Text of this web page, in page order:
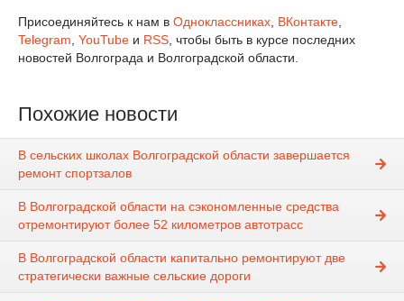
Присоединяйтесь к нам в Одноклассниках ВКонтакте
Telegram YouTube и RSS , чтобы быть в курсе последних
новостей Волгограда и Волгоградской области.
Похожие новости
В сельских школах Волгоградской области завершается
ремонт спортзалов
В Волгоградской области на сэкономленные средства
отремонтируют более 52 километров автотрасс
В Волгоградской области капитально ремонтируют две
стратегически важные сельские дороги